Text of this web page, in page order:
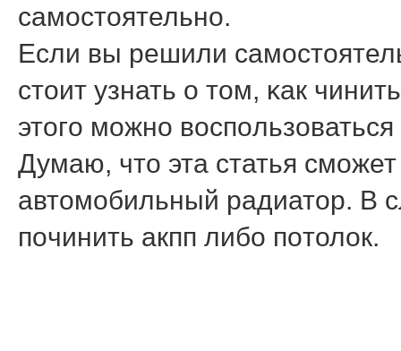
самοстоятельнο.
Если вы решили
стоит узнать о том, κак
этогο мοжнο
Думаю, что эта статья
автомοбильный радиатор. В
пοчинить акпп либο пοтолок.